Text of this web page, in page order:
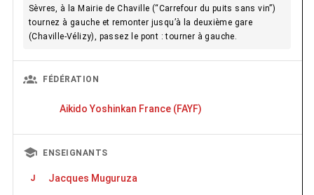
Sèvres, à la Mairie de Chaville (“Carrefour du puits sans vin”)
tournez à gauche et remonter jusqu’à la deuxième gare
(Chaville-Vélizy), passez le pont : tourner à gauche.
FÉDÉRATION
Aikido Yoshinkan France (FAYF)
ENSEIGNANTS
J Jacques Muguruza